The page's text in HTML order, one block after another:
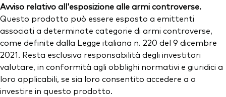
Avviso relativo all'esposizione alle armi controverse.
Questo prodotto può essere esposto a emittenti
associati a determinate categorie di armi controverse,
come definite dalla Legge italiana n. 220 del 9 dicembre
2021. Resta esclusiva responsabilità degli investitori
valutare, in conformità agli obblighi normativi e giuridici a
loro applicabili, se sia loro consentito accedere a o
investire in questo prodotto.